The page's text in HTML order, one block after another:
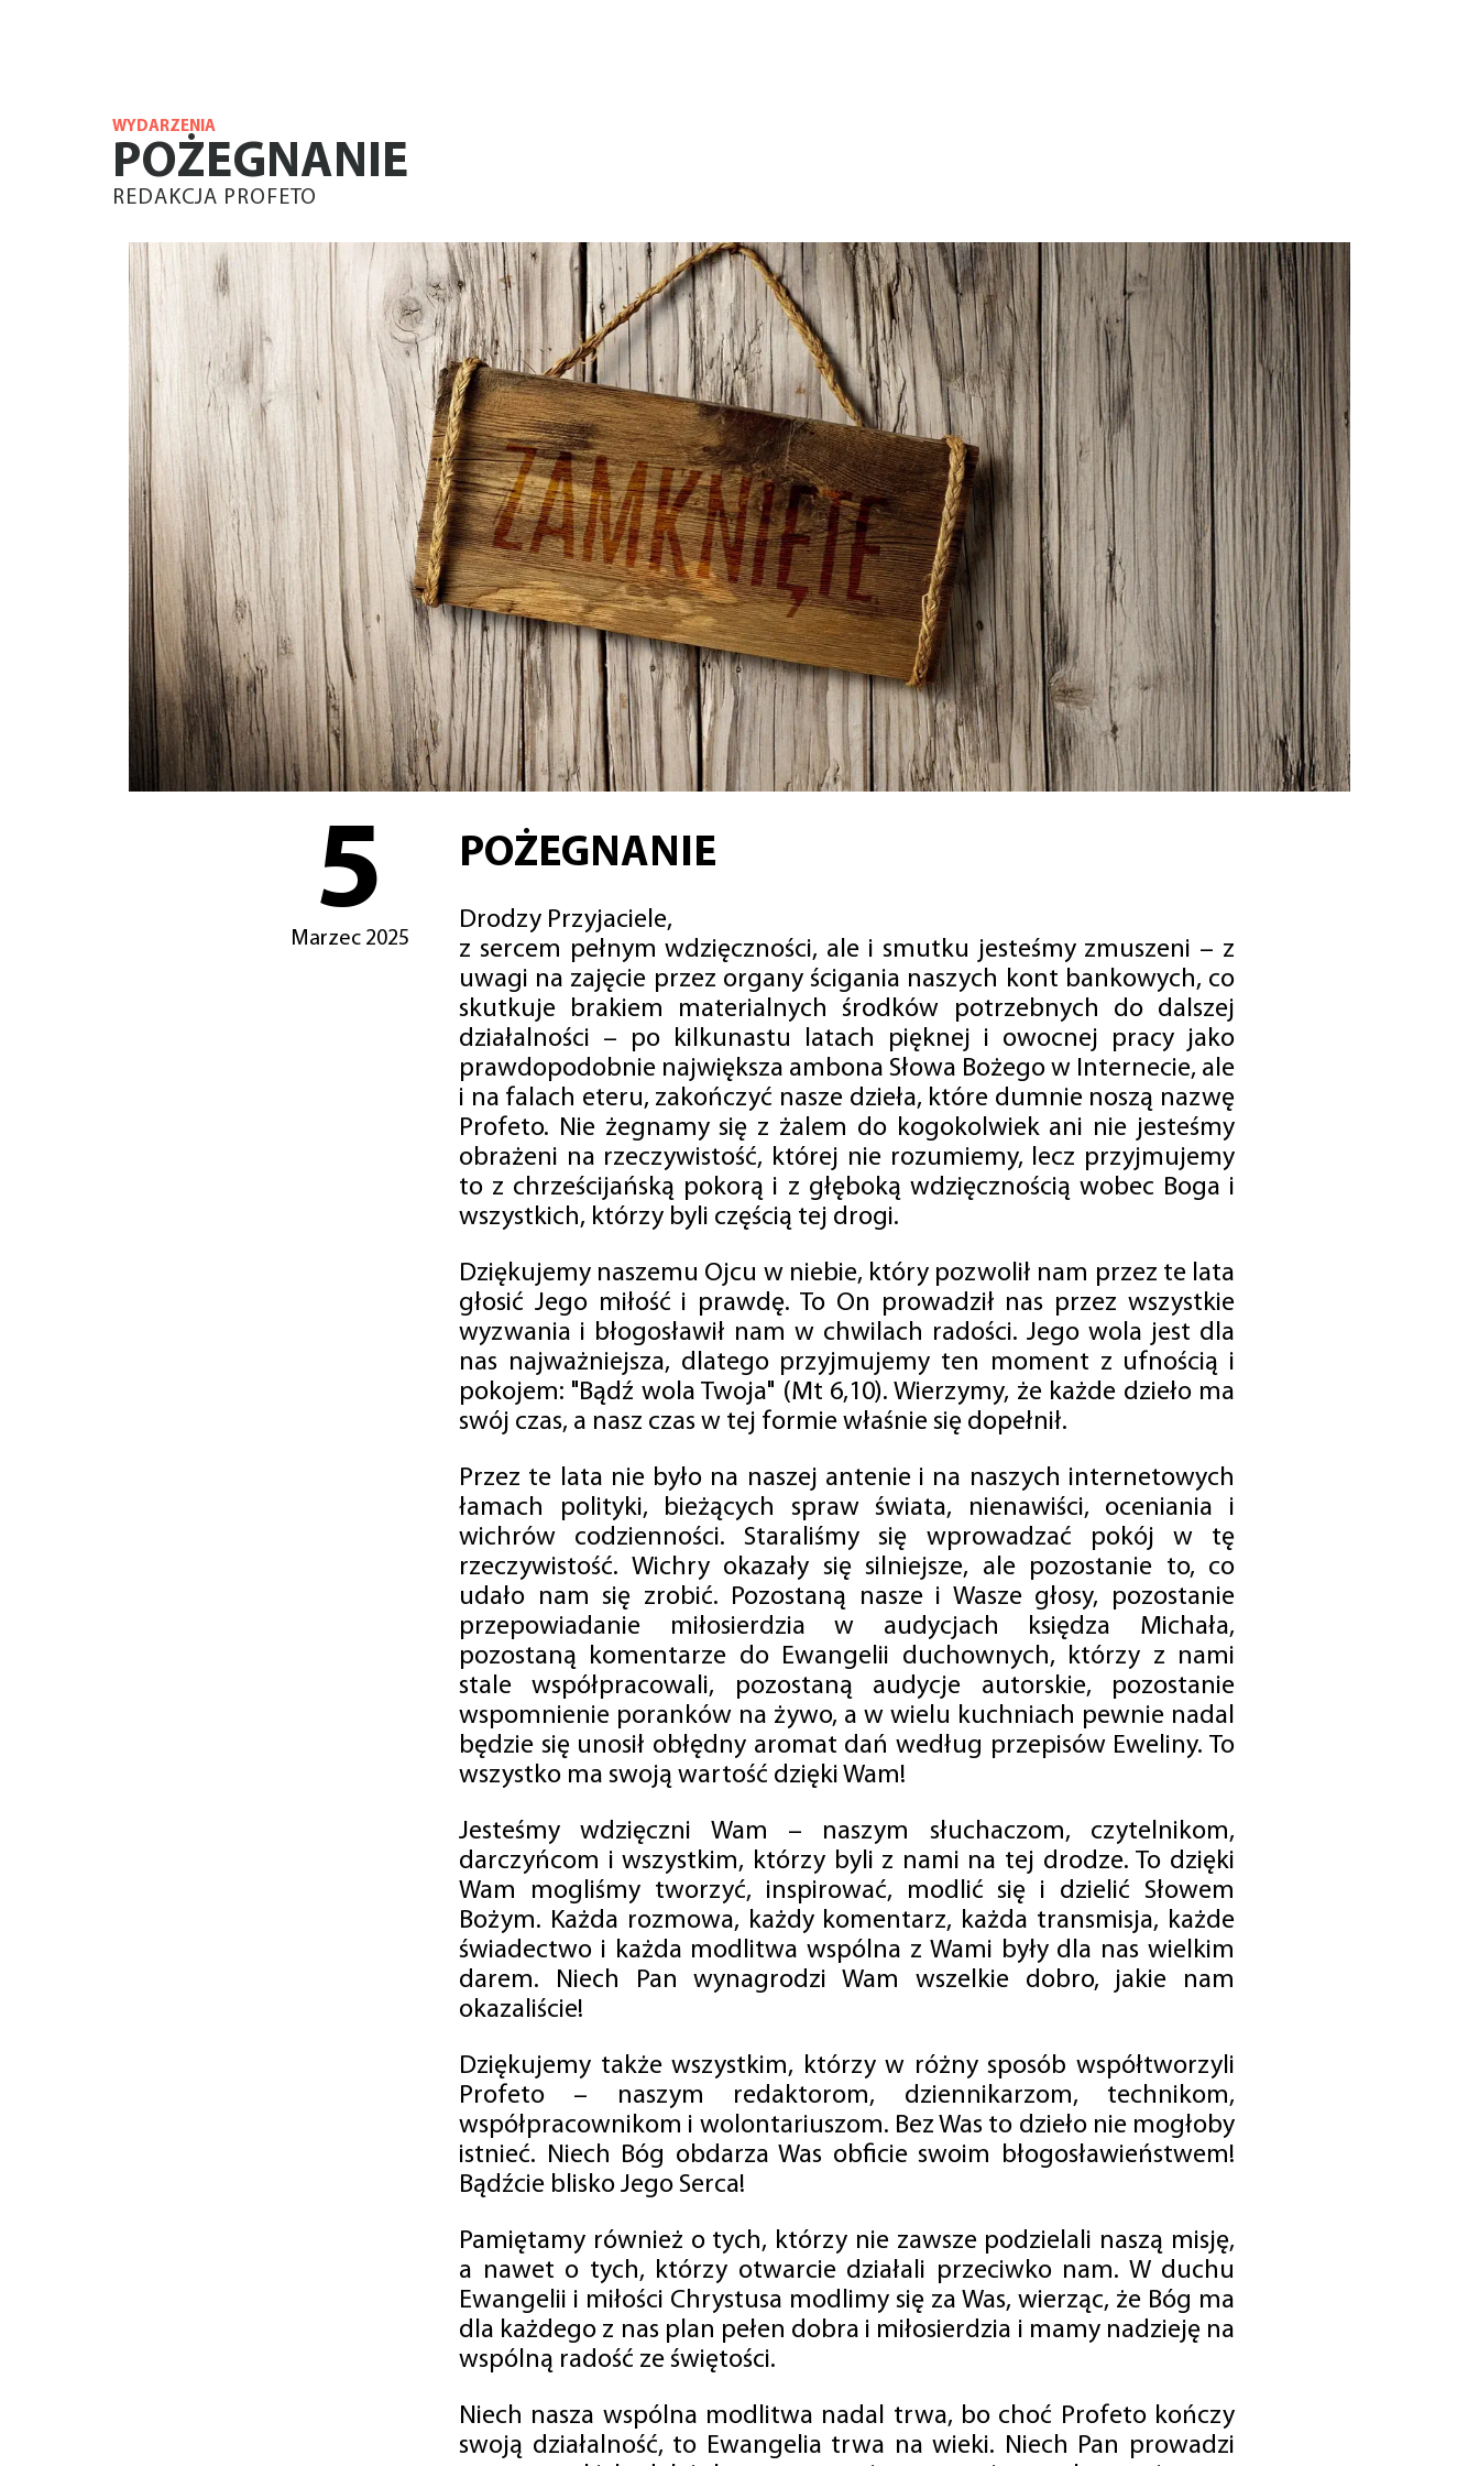
WYDARZENIA
POŻEGNANIE
REDAKCJA PROFETO
5
Marzec 2025
POŻEGNANIE
Drodzy Przyjaciele,
z sercem pełnym wdzięczności, ale i smutku jesteśmy zmuszeni – z
uwagi na zajęcie przez organy ścigania naszych kont bankowych, co
skutkuje brakiem materialnych środków potrzebnych do dalszej
działalności – po kilkunastu latach pięknej i owocnej pracy jako
prawdopodobnie największa ambona Słowa Bożego w Internecie, ale
i na falach eteru, zakończyć nasze dzieła, które dumnie noszą nazwę
Profeto. Nie żegnamy się z żalem do kogokolwiek ani nie jesteśmy
obrażeni na rzeczywistość, której nie rozumiemy, lecz przyjmujemy
to z chrześcijańską pokorą i z głęboką wdzięcznością wobec Boga i
wszystkich, którzy byli częścią tej drogi.
Dziękujemy naszemu Ojcu w niebie, który pozwolił nam przez te lata
głosić Jego miłość i prawdę. To On prowadził nas przez wszystkie
wyzwania i błogosławił nam w chwilach radości. Jego wola jest dla
nas najważniejsza, dlatego przyjmujemy ten moment z ufnością i
pokojem: "Bądź wola Twoja" (Mt 6,10). Wierzymy, że każde dzieło ma
swój czas, a nasz czas w tej formie właśnie się dopełnił.
Przez te lata nie było na naszej antenie i na naszych internetowych
łamach polityki, bieżących spraw świata, nienawiści, oceniania i
wichrów codzienności. Staraliśmy się wprowadzać pokój w tę
rzeczywistość. Wichry okazały się silniejsze, ale pozostanie to, co
udało nam się zrobić. Pozostaną nasze i Wasze głosy, pozostanie
przepowiadanie miłosierdzia w audycjach księdza Michała,
pozostaną komentarze do Ewangelii duchownych, którzy z nami
stale współpracowali, pozostaną audycje autorskie, pozostanie
wspomnienie poranków na żywo, a w wielu kuchniach pewnie nadal
będzie się unosił obłędny aromat dań według przepisów Eweliny. To
wszystko ma swoją wartość dzięki Wam!
Jesteśmy wdzięczni Wam – naszym słuchaczom, czytelnikom,
darczyńcom i wszystkim, którzy byli z nami na tej drodze. To dzięki
Wam mogliśmy tworzyć, inspirować, modlić się i dzielić Słowem
Bożym. Każda rozmowa, każdy komentarz, każda transmisja, każde
świadectwo i każda modlitwa wspólna z Wami były dla nas wielkim
darem. Niech Pan wynagrodzi Wam wszelkie dobro, jakie nam
okazaliście!
Dziękujemy także wszystkim, którzy w różny sposób współtworzyli
Profeto – naszym redaktorom, dziennikarzom, technikom,
współpracownikom i wolontariuszom. Bez Was to dzieło nie mogłoby
istnieć. Niech Bóg obdarza Was obficie swoim błogosławieństwem!
Bądźcie blisko Jego Serca!
Pamiętamy również o tych, którzy nie zawsze podzielali naszą misję,
a nawet o tych, którzy otwarcie działali przeciwko nam. W duchu
Ewangelii i miłości Chrystusa modlimy się za Was, wierząc, że Bóg ma
dla każdego z nas plan pełen dobra i miłosierdzia i mamy nadzieję na
wspólną radość ze świętości.
Niech nasza wspólna modlitwa nadal trwa, bo choć Profeto kończy
swoją działalność, to Ewangelia trwa na wieki. Niech Pan prowadzi